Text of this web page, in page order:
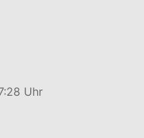
Uhr